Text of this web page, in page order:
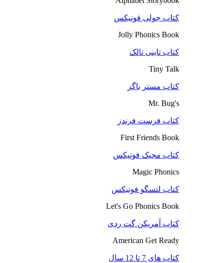
کتاب جولی فونیکس
Jolly Phonics Book
کتاب تاینی تالک
Tiny Talk
کتاب مستر باگز
Mr. Bug's
کتاب فرست فرندز
First Friends Book
کتاب مجیک فونیکس
Magic Phonics
کتاب لتسگو فونیکس
Let's Go Phonics Book
کتاب آمریکن گت ردی
American Get Ready
کتاب های 7 تا 12 سال